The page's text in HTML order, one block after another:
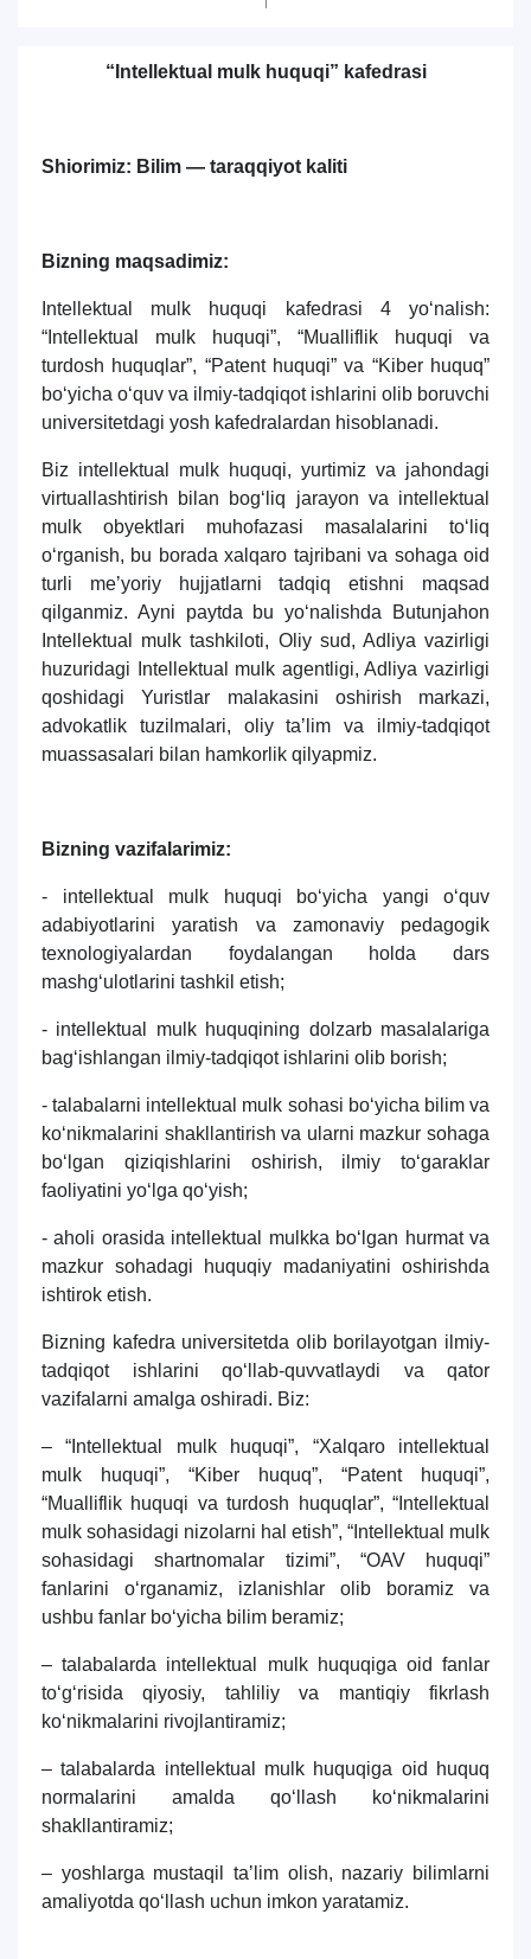
“Intellektual mulk huquqi” kafedrasi
Shiorimiz: Bilim — taraqqiyot kaliti
Bizning maqsadimiz:
Intellektual mulk huquqi kafedrasi 4 yo‘nalish:
“Intellektual mulk huquqi”, “Mualliflik huquqi va
turdosh huquqlar”, “Patent huquqi” va “Kiber huquq”
bo‘yicha o‘quv va ilmiy-tadqiqot ishlarini olib boruvchi
universitetdagi yosh kafedralardan hisoblanadi.
Biz intellektual mulk huquqi, yurtimiz va jahondagi
virtuallashtirish bilan bog‘liq jarayon va intellektual
mulk obyektlari muhofazasi masalalarini to‘liq
o‘rganish, bu borada xalqaro tajribani va sohaga oid
turli meʼyoriy hujjatlarni tadqiq etishni maqsad
qilganmiz. Ayni paytda bu yo‘nalishda Butunjahon
Intellektual mulk tashkiloti, Oliy sud, Adliya vazirligi
huzuridagi Intellektual mulk agentligi, Adliya vazirligi
qoshidagi Yuristlar malakasini oshirish markazi,
advokatlik tuzilmalari, oliy taʼlim va ilmiy-tadqiqot
muassasalari bilan hamkorlik qilyapmiz.
Bizning vazifalarimiz:
- intellektual mulk huquqi bo‘yicha yangi o‘quv
adabiyotlarini yaratish va zamonaviy pedagogik
texnologiyalardan foydalangan holda dars
mashg‘ulotlarini tashkil etish;
- intellektual mulk huquqining dolzarb masalalariga
bag‘ishlangan ilmiy-tadqiqot ishlarini olib borish;
- talabalarni intellektual mulk sohasi bo‘yicha bilim va
ko‘nikmalarini shakllantirish va ularni mazkur sohaga
bo‘lgan qiziqishlarini oshirish, ilmiy to‘garaklar
faoliyatini yo‘lga qo‘yish;
- aholi orasida intellektual mulkka bo‘lgan hurmat va
mazkur sohadagi huquqiy madaniyatini oshirishda
ishtirok etish.
Bizning kafedra universitetda olib borilayotgan ilmiy-
tadqiqot ishlarini qo‘llab-quvvatlaydi va qator
vazifalarni amalga oshiradi. Biz:
– “Intellektual mulk huquqi”, “Xalqaro intellektual
mulk huquqi”, “Kiber huquq”, “Patent huquqi”,
“Mualliflik huquqi va turdosh huquqlar”, “Intellektual
mulk sohasidagi nizolarni hal etish”, “Intellektual mulk
sohasidagi shartnomalar tizimi”, “OAV huquqi”
fanlarini o‘rganamiz, izlanishlar olib boramiz va
ushbu fanlar bo‘yicha bilim beramiz;
– talabalarda intellektual mulk huquqiga oid fanlar
to‘g‘risida qiyosiy, tahliliy va mantiqiy fikrlash
ko‘nikmalarini rivojlantiramiz;
– talabalarda intellektual mulk huquqiga oid huquq
normalarini amalda qo‘llash ko‘nikmalarini
shakllantiramiz;
– yoshlarga mustaqil taʼlim olish, nazariy bilimlarni
amaliyotda qo‘llash uchun imkon yaratamiz.